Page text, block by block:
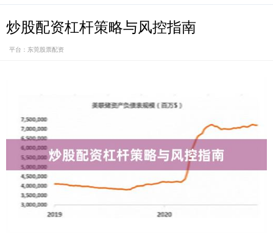
炒股配资杠杆策略与风控指南
平台：东莞股票配资